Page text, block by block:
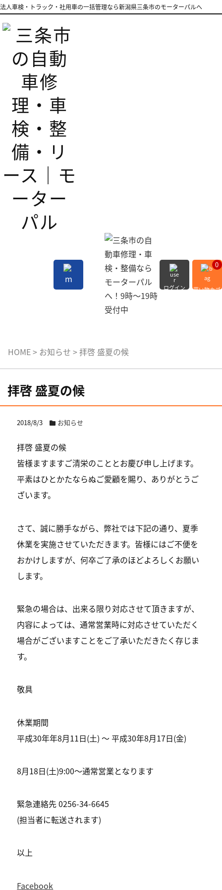
法人車検・トラック・社用車の一括管理なら新潟県三条市のモーターパルへ
ログイン
0
買い物カゴ
HOME> お知らせ >拝啓 盛夏の候
拝啓 盛夏の候
2018/8/3 お知らせ
拝啓 盛夏の候
皆様ますますご清栄のこととお慶び申し上げます。
平素はひとかたならぬご愛顧を賜り、ありがとうご
ざいます。
さて、誠に勝手ながら、弊社では下記の通り、夏季
休業を実施させていただきます。皆様にはご不便を
おかけしますが、何卒ご了承のほどよろしくお願い
します。
緊急の場合は、出来る限り対応させて頂きますが、
内容によっては、通常営業時に対応させていただく
場合がございますことをご了承いただきたく存じま
す。
敬具
休業期間
平成30年年8月11日(土) 〜 平成30年8月17日(金)
8月18日(土)9:00〜通常営業となります
緊急連絡先 0256-34-6645
(担当者に転送されます)
以上
Facebook